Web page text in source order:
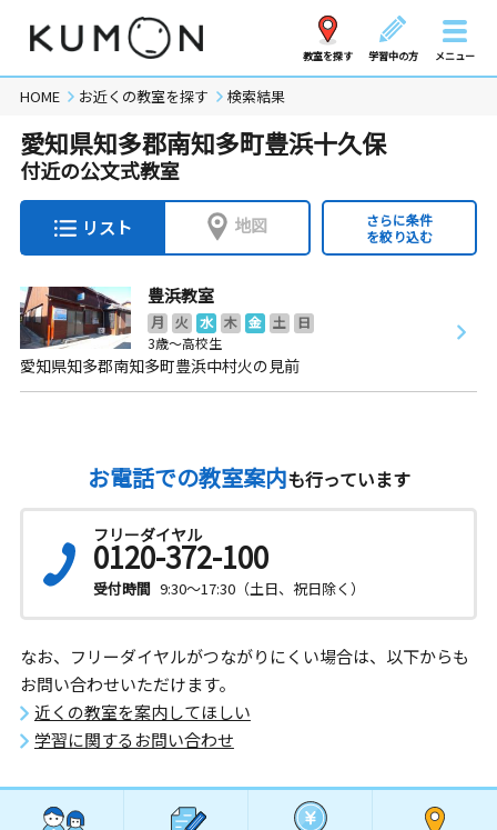
教室を探す 学習中の方 メニュー
HOME お近くの教室を探す 検索結果
愛知県知多郡南知多町豊浜十久保
付近の公文式教室
リスト 地図
さらに条件
を絞り込む
豊浜教室
月 火 水 木 金 土
日
3歳～高校生
愛知県知多郡南知多町豊浜中村火の見前
お電話での教室案内も行っています
フリーダイヤル
0120-372-100
受付時間 9:30～17:30（土日、祝日除く）
なお、フリーダイヤルがつながりにくい場合は、以下からも
お問い合わせいただけます。
近くの教室を案内してほしい
学習に関するお問い合わせ